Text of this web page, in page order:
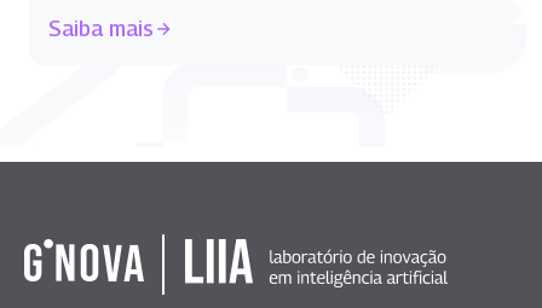
Saiba mais